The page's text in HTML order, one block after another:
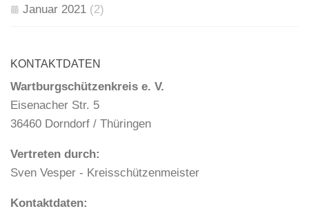
Januar 2021 (2)
KONTAKTDATEN
Wartburgschützenkreis e. V.
Eisenacher Str. 5
36460 Dorndorf / Thüringen
Vertreten durch:
Sven Vesper - Kreisschützenmeister
Kontaktdaten: